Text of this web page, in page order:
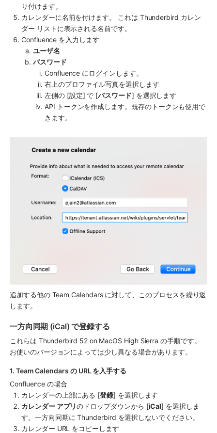
り付けます。
カレンダーに名前を付けます。 これは Thunderbird カレン
ダー リストに表示される名前です。
Confluence を入力します
ユーザ名
パスワード
Confluence にログインします。
右上のプロファイル写真を選択します
左側の [設定] で [パスワード] を選択します
API トークンを作成します。既存のトークンも使用で
きます。
追加する他の Team Calendars に対して、このプロセスを繰り返
します。
一方向同期 (iCal) で登録する
これらは Thunderbird 52 on MacOS High Sierra の手順です。
お使いのバージョンによっては少し異なる場合があります。
1. Team Calendars の URL を入手する
Confluence の場合
カレンダーの上部にある [登録] を選択します
カレンダー アプリのドロップダウンから [iCal] を選択しま
す。一方向同期に Thunderbird を選択しないでください。
カレンダー URL をコピーします